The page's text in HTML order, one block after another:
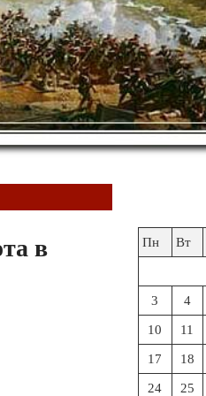
в
Пн
Вт
3 4
10 11
17 18
24 25